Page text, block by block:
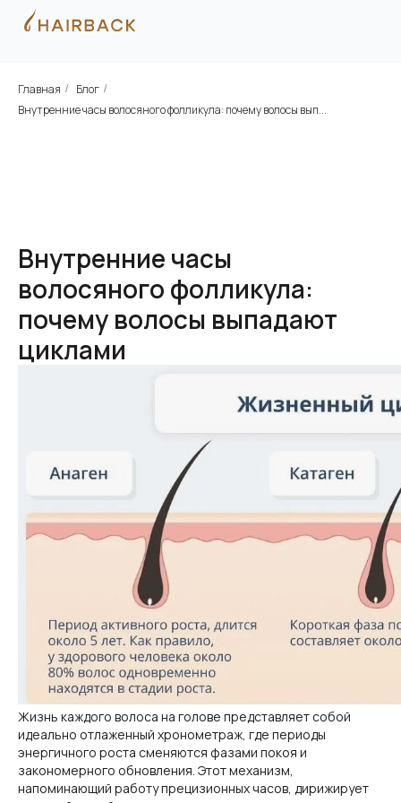
Главная / Блог /
Внутренние часы волосяного фолликула: почему волосы вып...
Внутренние часы
волосяного фолликула:
почему волосы выпадают
циклами
Жизнь каждого волоса на голове представляет собой
идеально отлаженный хронометраж, где периоды
энергичного роста сменяются фазами покоя и
закономерного обновления. Этот механизм,
напоминающий работу прецизионных часов, дирижирует